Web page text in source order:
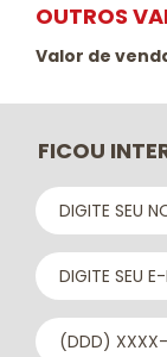
OUTROS
Valor de
FICOU